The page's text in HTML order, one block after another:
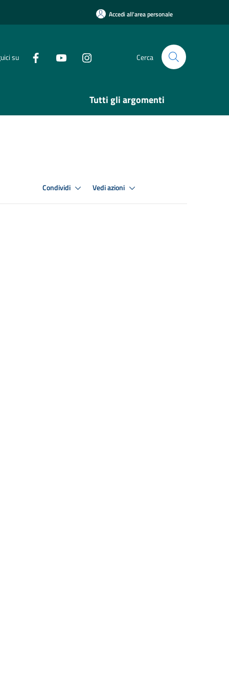
Accedi all'area personale
su Cerca
Tutti gli argomenti
Condividi Vedi azioni